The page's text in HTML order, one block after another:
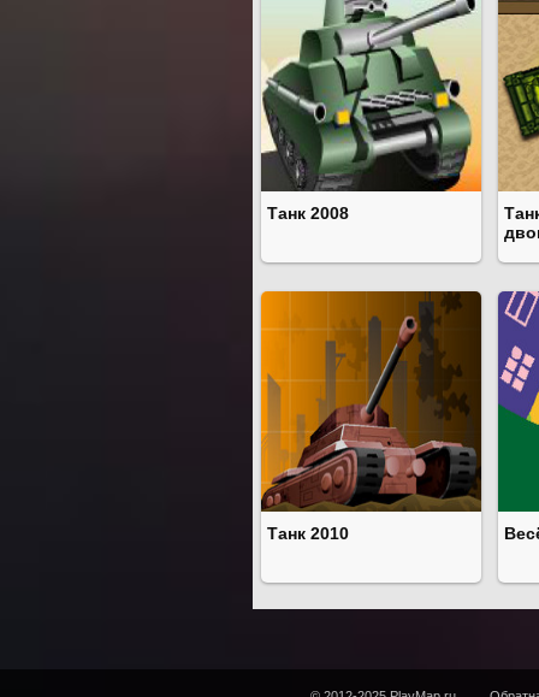
Танк 2008
Танк 2010